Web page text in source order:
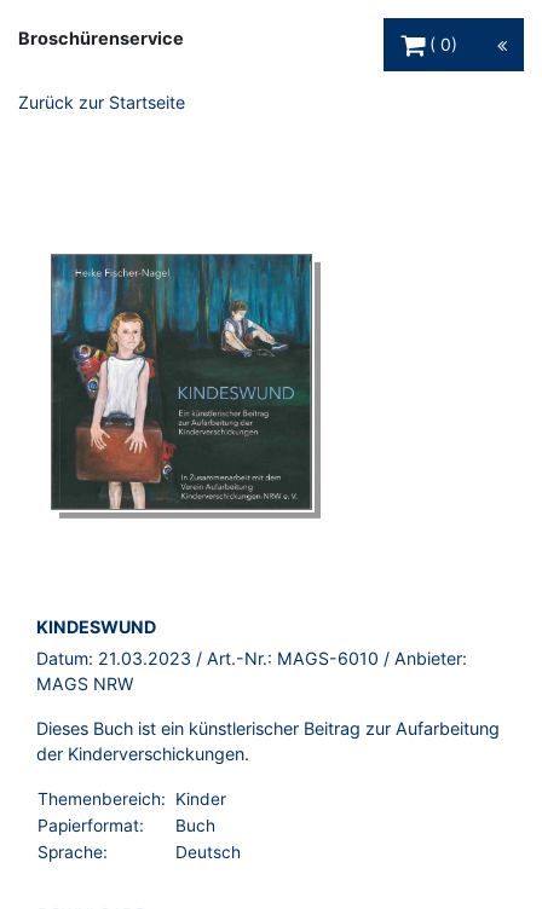
Broschürenservice
0
Zurück zur Startseite
BROSCHÜRE:
KINDESWUND
Datum: 21.03.2023 / Art.-Nr.: MAGS-6010 / Anbieter:
MAGS NRW
Dieses Buch ist ein künstlerischer Beitrag zur Aufarbeitung
der Kinderverschickungen.
Themenbereich:
Kinder
Papierformat:
Buch
Sprache:
Deutsch